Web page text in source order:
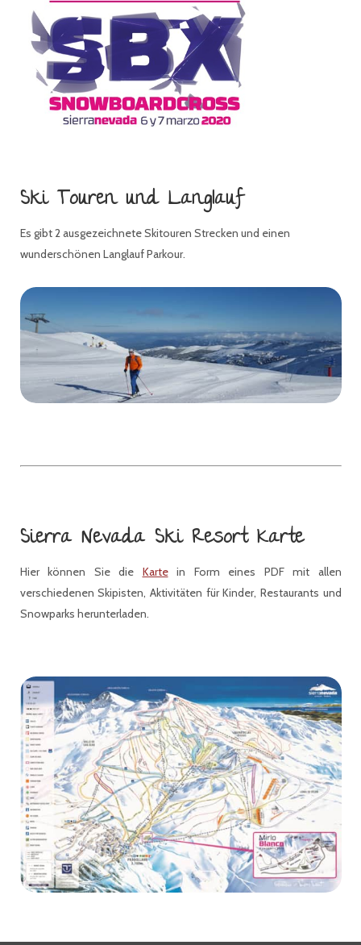
Ski Touren und Langlauf
Es gibt 2 ausgezeichnete Skitouren Strecken und einen
wunderschönen Langlauf Parkour.
Sierra Nevada Ski Resort Karte
Hier können Sie die Kartein Form eines PDF mit allen
verschiedenen Skipisten, Aktivitäten für Kinder, Restaurants und
Snowparks herunterladen.